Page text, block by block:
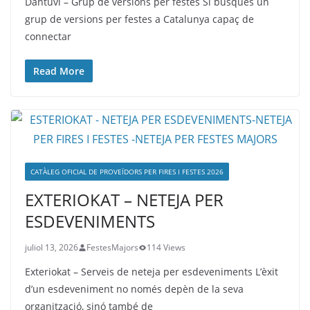
grup de versions per festes a Catalunya capaç de
connectar
Read More
CATÀLEG OFICIAL DE PROVEÏDORS PER FIRES I FESTES 2026
EXTERIOKAT – NETEJA PER
ESDEVENIMENTS
juliol 13, 2026 FestesMajors 114 Views
Exteriokat – Serveis de neteja per esdeveniments L’èxit
d’un esdeveniment no només depèn de la seva
organització, sinó també de